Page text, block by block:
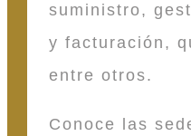
suministro,
y facturación,
entre otros.
Conoce las